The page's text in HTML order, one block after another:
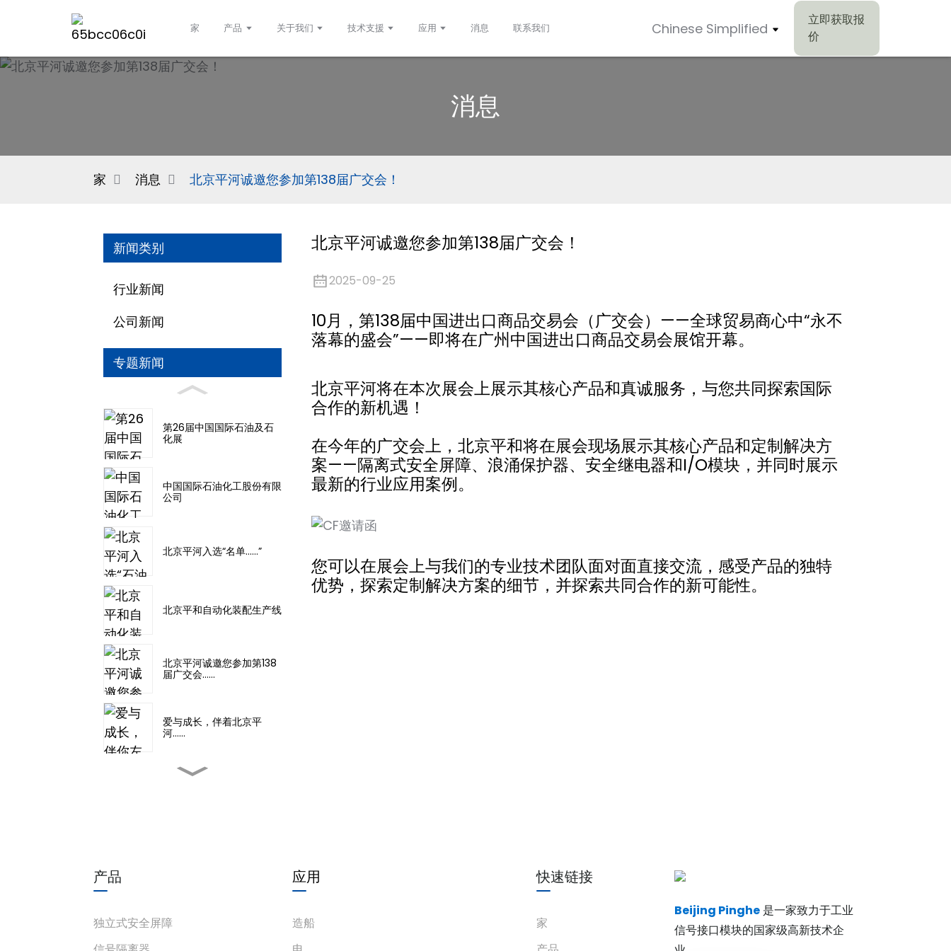
家 产品 关于我们 技术支援 应用 消息 联系我们 Chinese Simplified
立即获取报
价
消息
家 消息 北京平河诚邀您参加第138届广交会！
新闻类别
行业新闻
公司新闻
专题新闻
第26届中国国际石油及石
化展
中国国际石油化工股份有限
公司
北京平河入选“名单……”
北京平和自动化装配生产线
北京平河诚邀您参加第138
届广交会……
爱与成长，伴着北京平
河……
2025年新疆石油化工博览
北京平河诚邀您参加第138届广交会！
2025-09-25
10月，第138届中国进出口商品交易会（广交会）——全球贸易商心中“永不
落幕的盛会”——即将在广州中国进出口商品交易会展馆开幕。
北京平河将在本次展会上展示其核心产品和真诚服务，与您共同探索国际
合作的新机遇！
在今年的广交会上，北京平和将在展会现场展示其核心产品和定制解决方
案——隔离式安全屏障、浪涌保护器、安全继电器和I/O模块，并同时展示
最新的行业应用案例。
您可以在展会上与我们的专业技术团队面对面直接交流，感受产品的独特
优势，探索定制解决方案的细节，并探索共同合作的新可能性。
产品
独立式安全屏障
应用
造船
快速链接
家
Beijing Pinghe是一家致力于工业
信号接口模块的国家级高新技术企